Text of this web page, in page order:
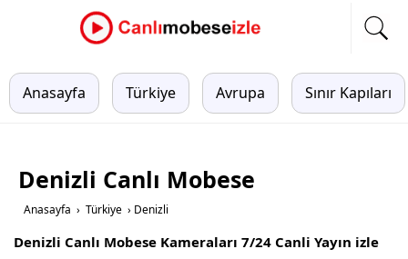
Anasayfa Türkiye Avrupa Sınır Kapıları
Denizli Canlı Mobese
Anasayfa › Türkiye › Denizli
Denizli Canlı Mobese Kameraları 7/24 Canli Yayın izle